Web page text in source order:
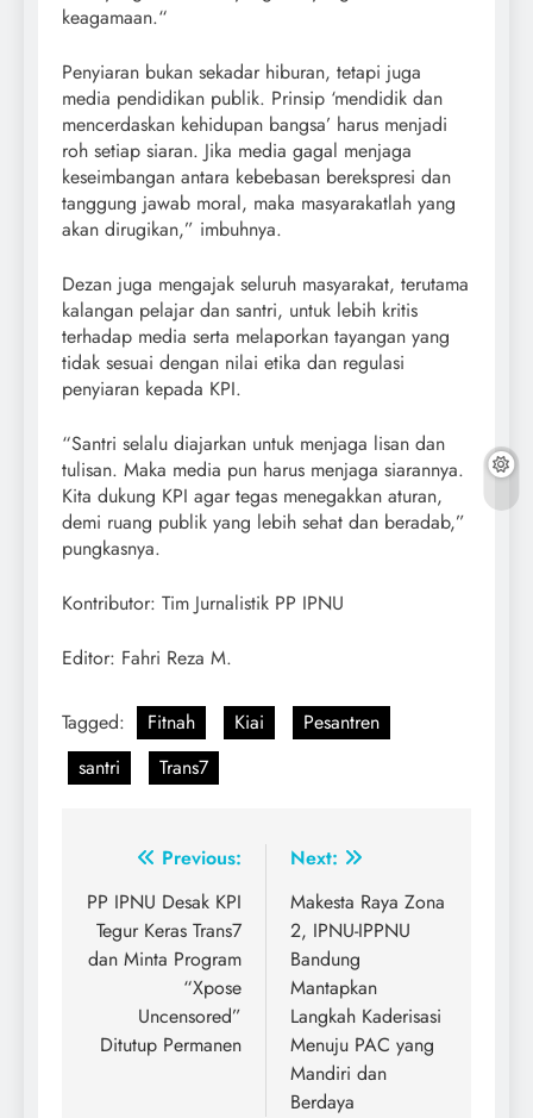
keagamaan.“
Penyiaran bukan sekadar hiburan, tetapi juga
media pendidikan publik. Prinsip ‘mendidik dan
mencerdaskan kehidupan bangsa’ harus menjadi
roh setiap siaran. Jika media gagal menjaga
keseimbangan antara kebebasan berekspresi dan
tanggung jawab moral, maka masyarakatlah yang
akan dirugikan,” imbuhnya.
Dezan juga mengajak seluruh masyarakat, terutama
kalangan pelajar dan santri, untuk lebih kritis
terhadap media serta melaporkan tayangan yang
tidak sesuai dengan nilai etika dan regulasi
penyiaran kepada KPI.
“Santri selalu diajarkan untuk menjaga lisan dan
tulisan. Maka media pun harus menjaga siarannya.
Kita dukung KPI agar tegas menegakkan aturan,
demi ruang publik yang lebih sehat dan beradab,”
pungkasnya.
Kontributor: Tim Jurnalistik PP IPNU
Editor: Fahri Reza M.
Tagged: Fitnah Kiai
Pesantren
santri
Trans7
Post
navigation
Previous:
PP IPNU Desak KPI
Tegur Keras Trans7
dan Minta Program
“Xpose
Uncensored”
Ditutup Permanen
Next:
Makesta Raya Zona
2, IPNU-IPPNU
Bandung
Mantapkan
Langkah Kaderisasi
Menuju PAC yang
Mandiri dan
Berdaya